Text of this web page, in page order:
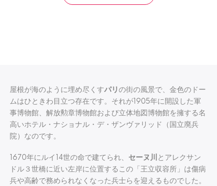
屋根が海のように埋め尽くすパリの街の風景で、金色のドー
ムはひときわ目立つ存在です。それが1905年に開設した軍
事博物館、解放勲章博物館および立体地図博物館を擁する名
高いホテル・ナショナル・デ・ザンヴァリッド（国立廃兵
院）なのです。
1670年にルイ14世の命で建てられ、 セーヌ川 とアレクサン
ドル３世橋に近い左岸に位置するこの「王立収容所」は傷病
兵や高齢で務められなくなった兵士らを迎えるものでした。